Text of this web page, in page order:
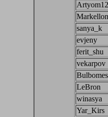
Markellon
sanya_k
evjeny
ferit_shu
vekarpov
LeBron
winasya
Yar_Kirs